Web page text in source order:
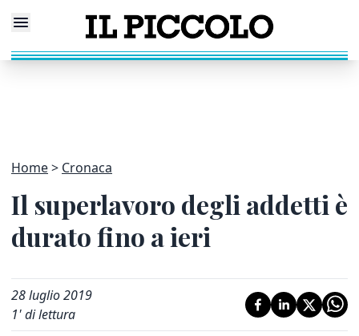
Home Cronaca
Il superlavoro degli addetti è
durato fino a ieri
28 luglio 2019
1' di lettura